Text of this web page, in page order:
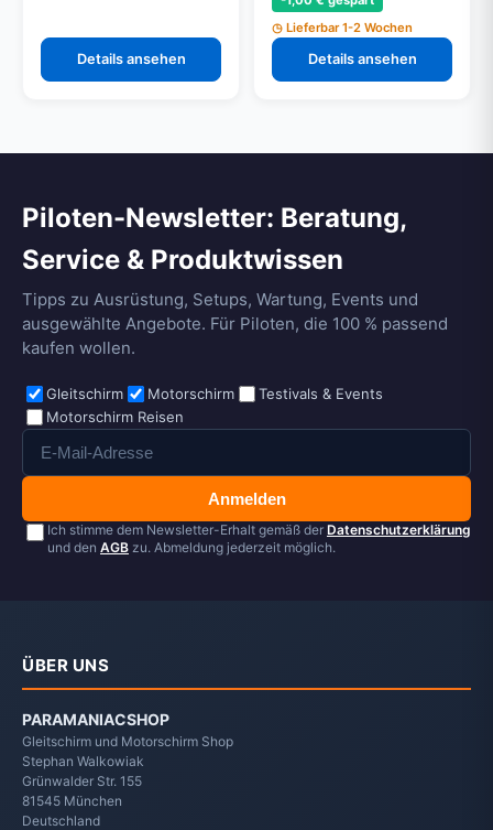
Details ansehen
von 5)
Lieferbar 1-2 Wochen
Details ansehen
Piloten-Newsletter: Beratung,
Service & Produktwissen
Tipps zu Ausrüstung, Setups, Wartung, Events und
ausgewählte Angebote. Für Piloten, die 100 % passend
kaufen wollen.
Gleitschirm Motorschirm
Testivals & Events
Motorschirm Reisen
Anmelden
Ich stimme dem Newsletter-Erhalt gemäß der Datenschutzerklärung
und den AGB zu. Abmeldung jederzeit möglich.
ÜBER UNS
PARAMANIACSHOP
Gleitschirm und Motorschirm Shop
Stephan Walkowiak
Grünwalder Str. 155
81545 München
Deutschland